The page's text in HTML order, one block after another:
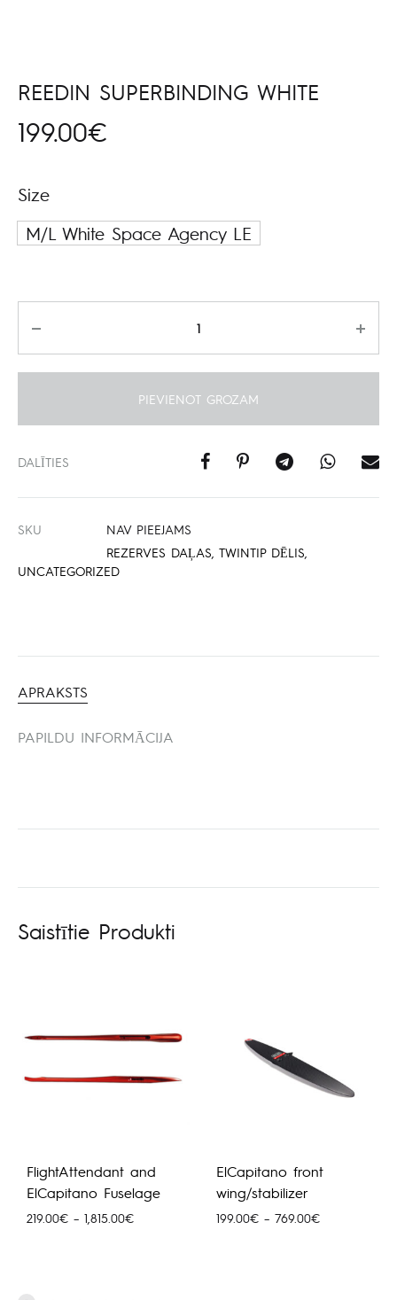
REEDIN SUPERBINDING WHITE
199.00€
Size
M/L White Space Agency LE
PIEVIENOT GROZAM
DALĪTIES
SKU
NAV PIEEJAMS
REZERVES DAĻAS TWINTIP DĒLIS
UNCATEGORIZED
APRAKSTS
PAPILDU INFORMĀCIJA
Saistītie Produkti
FlightAttendant and
ElCapitano Fuselage
219.00€ – 1,815.00€Price
ElCapitano front
wing/stabilizer
199.00€ – 769.00€Price